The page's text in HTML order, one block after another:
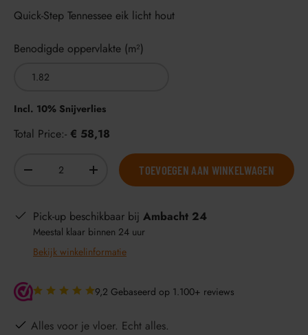
Quick-Step Tennessee eik licht hout
Benodigde oppervlakte (m²)
Incl. 10% Snijverlies
Total Price:- € 58,18
-
+ TOEVOEGEN AAN WINKELWAGEN
Pick-up beschikbaar bij Ambacht 24
Meestal klaar binnen 24 uur
Bekijk winkelinformatie
9,2 Gebaseerd op 1.100+ reviews
Alles voor je vloer. Echt alles.